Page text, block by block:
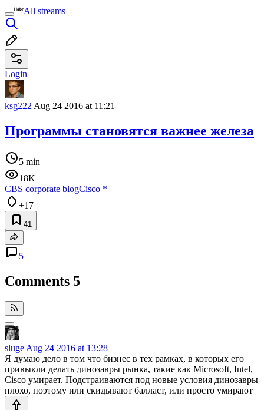
All streams
Login
ksg222 Aug 24 2016 at 11:21
Программы становятся важнее железа
5 min
18K
CBS corporate blogCisco *
+17
41
5
Comments 5
sluge Aug 24 2016 at 13:28
Я думаю дело в том что бизнес в тех рамках, в которых его
привыкли делать динозавры рынка, такие как Microsoft, Intel,
Cisco умирает. Подстраиваются под новые условия динозавры
плохо, поэтому или скидывают балласт, или просто умирают